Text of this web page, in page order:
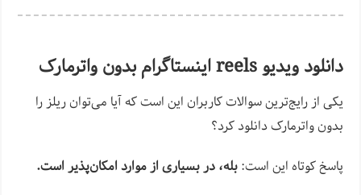
دانلود ویدیو reels اینستاگرام بدون واترمارک
یکی از رایج‌ترین سوالات کاربران این است که آیا می‌توان ریلز را
بدون واترمارک دانلود کرد؟
پاسخ کوتاه این است:بله، در بسیاری از موارد امکان‌پذیر است.